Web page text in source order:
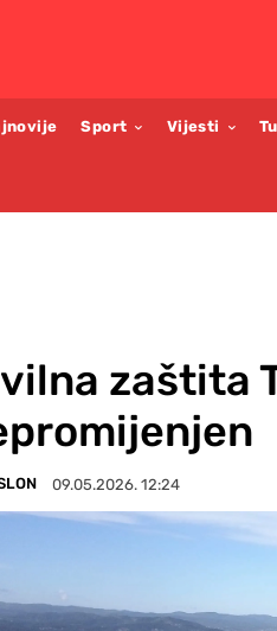
Sport Vijesti
zaštita
09.05.2026. 12:24